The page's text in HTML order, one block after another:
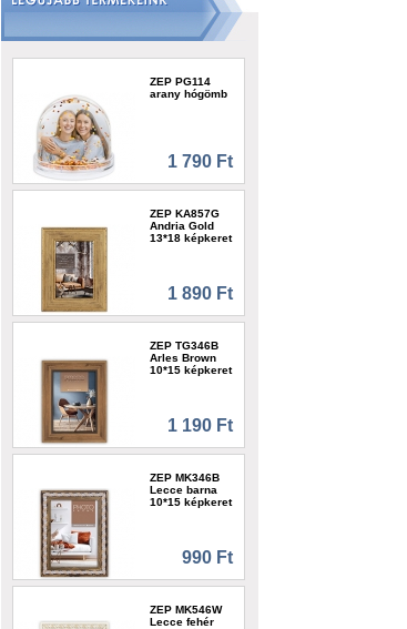
ZEP PG114
arany hógömb
1 790 Ft
ZEP KA857G
Andria Gold
13*18 képkeret
1 890 Ft
ZEP TG346B
Arles Brown
10*15 képkeret
1 190 Ft
ZEP MK346B
Lecce barna
10*15 képkeret
990 Ft
ZEP MK546W
Lecce fehér